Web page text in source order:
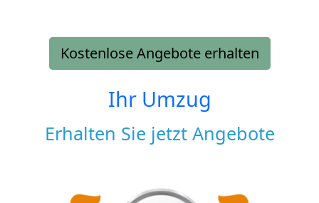
Kostenlose Angebote erhalten
Ihr Umzug
Erhalten Sie jetzt Angebote